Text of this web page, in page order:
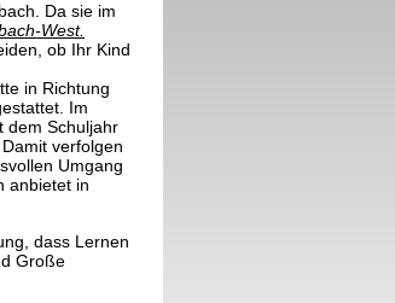
Da sie im
West.
ob Ihr Kind
in Richtung
Im
dem Schuljahr
Damit verfolgen
Umgang
anbietet in
dass Lernen
Große